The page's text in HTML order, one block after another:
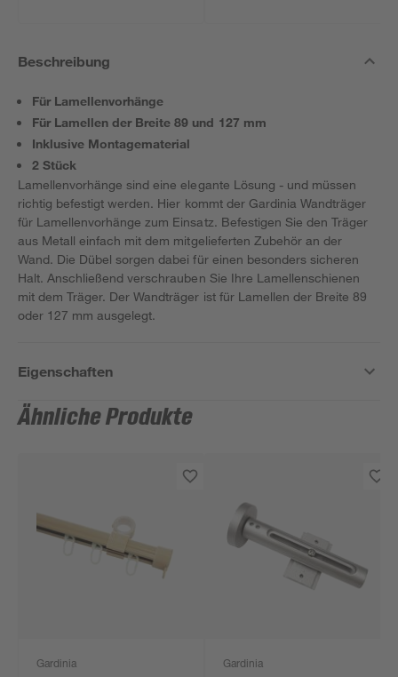
Beschreibung
Für Lamellenvorhänge
Für Lamellen der Breite 89 und 127 mm
Inklusive Montagematerial
2 Stück
Lamellenvorhänge sind eine elegante Lösung - und müssen
richtig befestigt werden. Hier kommt der Gardinia Wandträger
für Lamellenvorhänge zum Einsatz. Befestigen Sie den Träger
aus Metall einfach mit dem mitgelieferten Zubehör an der
Wand. Die Dübel sorgen dabei für einen besonders sicheren
Halt. Anschließend verschrauben Sie Ihre Lamellenschienen
mit dem Träger. Der Wandträger ist für Lamellen der Breite 89
oder 127 mm ausgelegt.
Eigenschaften
Ähnliche Produkte
Gardinia Gardinia